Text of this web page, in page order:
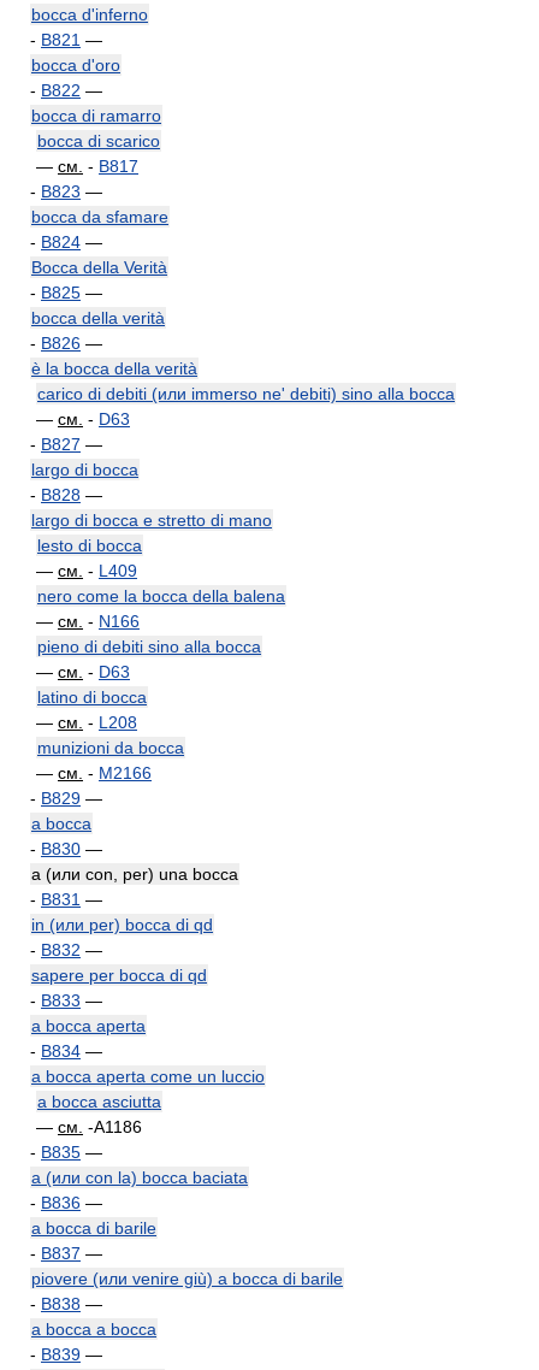
bocca d'inferno
- B821 —
bocca d'oro
- B822 —
bocca di ramarro
bocca di scarico
— см. - B817
- B823 —
bocca da sfamare
- B824 —
Bocca della Verità
- B825 —
bocca della verità
- B826 —
è la bocca della verità
carico di debiti (или immerso ne' debiti) sino alla bocca
— см. - D63
- B827 —
largo di bocca
- B828 —
largo di bocca e stretto di mano
lesto di bocca
— см. - L409
nero come la bocca della balena
— см. - N166
pieno di debiti sino alla bocca
— см. - D63
latino di bocca
— см. - L208
munizioni da bocca
— см. - M2166
- B829 —
a bocca
- B830 —
a (или con, per) una bocca
- B831 —
in (или per) bocca di qd
- B832 —
sapere per bocca di qd
- B833 —
a bocca aperta
- B834 —
a bocca aperta come un luccio
a bocca asciutta
— см. -A1186
- B835 —
a (или con la) bocca baciata
- B836 —
a bocca di barile
- B837 —
piovere (или venire giù) a bocca di barile
- B838 —
a bocca a bocca
- B839 —